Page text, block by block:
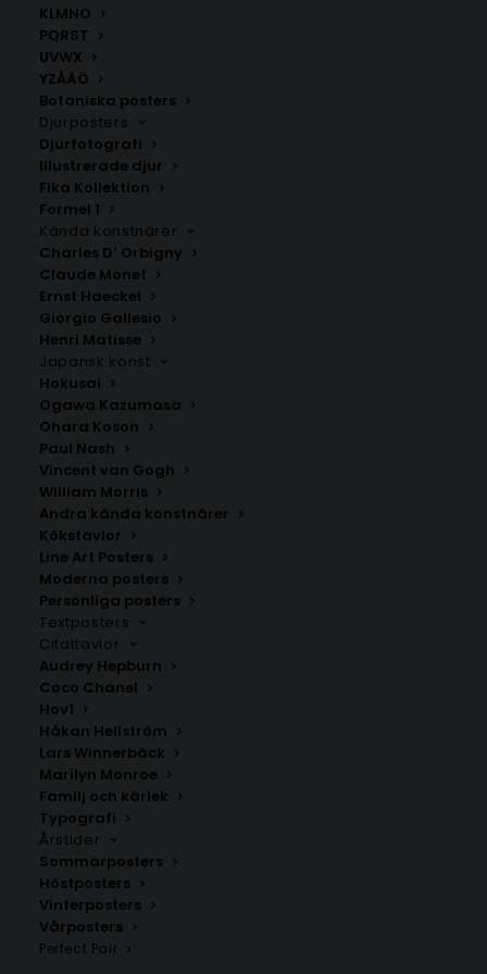
KLMNO
PQRST
UVWX
YZÅÄÖ
Botaniska posters
Djurposters
Djurfotografi
Illustrerade djur
Fika Kollektion
Formel 1
Kända konstnärer
Charles D’ Orbigny
Claude Monet
Ernst Haeckel
Giorgio Gallesio
Henri Matisse
Japansk konst
Hokusai
Ogawa Kazumasa
Ohara Koson
Paul Nash
Vincent van Gogh
William Morris
Andra kända konstnärer
Kökstavlor
Line Art Posters
Moderna posters
Personliga posters
Textposters
Citattavlor
Audrey Hepburn
Coco Chanel
Hov1
Håkan Hellström
Lars Winnerbäck
Marilyn Monroe
Familj och kärlek
Typografi
Årstider
Sommarposters
Höstposters
Vinterposters
Vårposters
Perfect Pair
Härkan du hitta fler fina kalendrar för 2026.
Kalender
ANDRA KÖPTE ÄVEN
William Morris Fruit Pattern
Fr.99.00kr
William Morris #6 Kalender för
2026
Fr.199.00